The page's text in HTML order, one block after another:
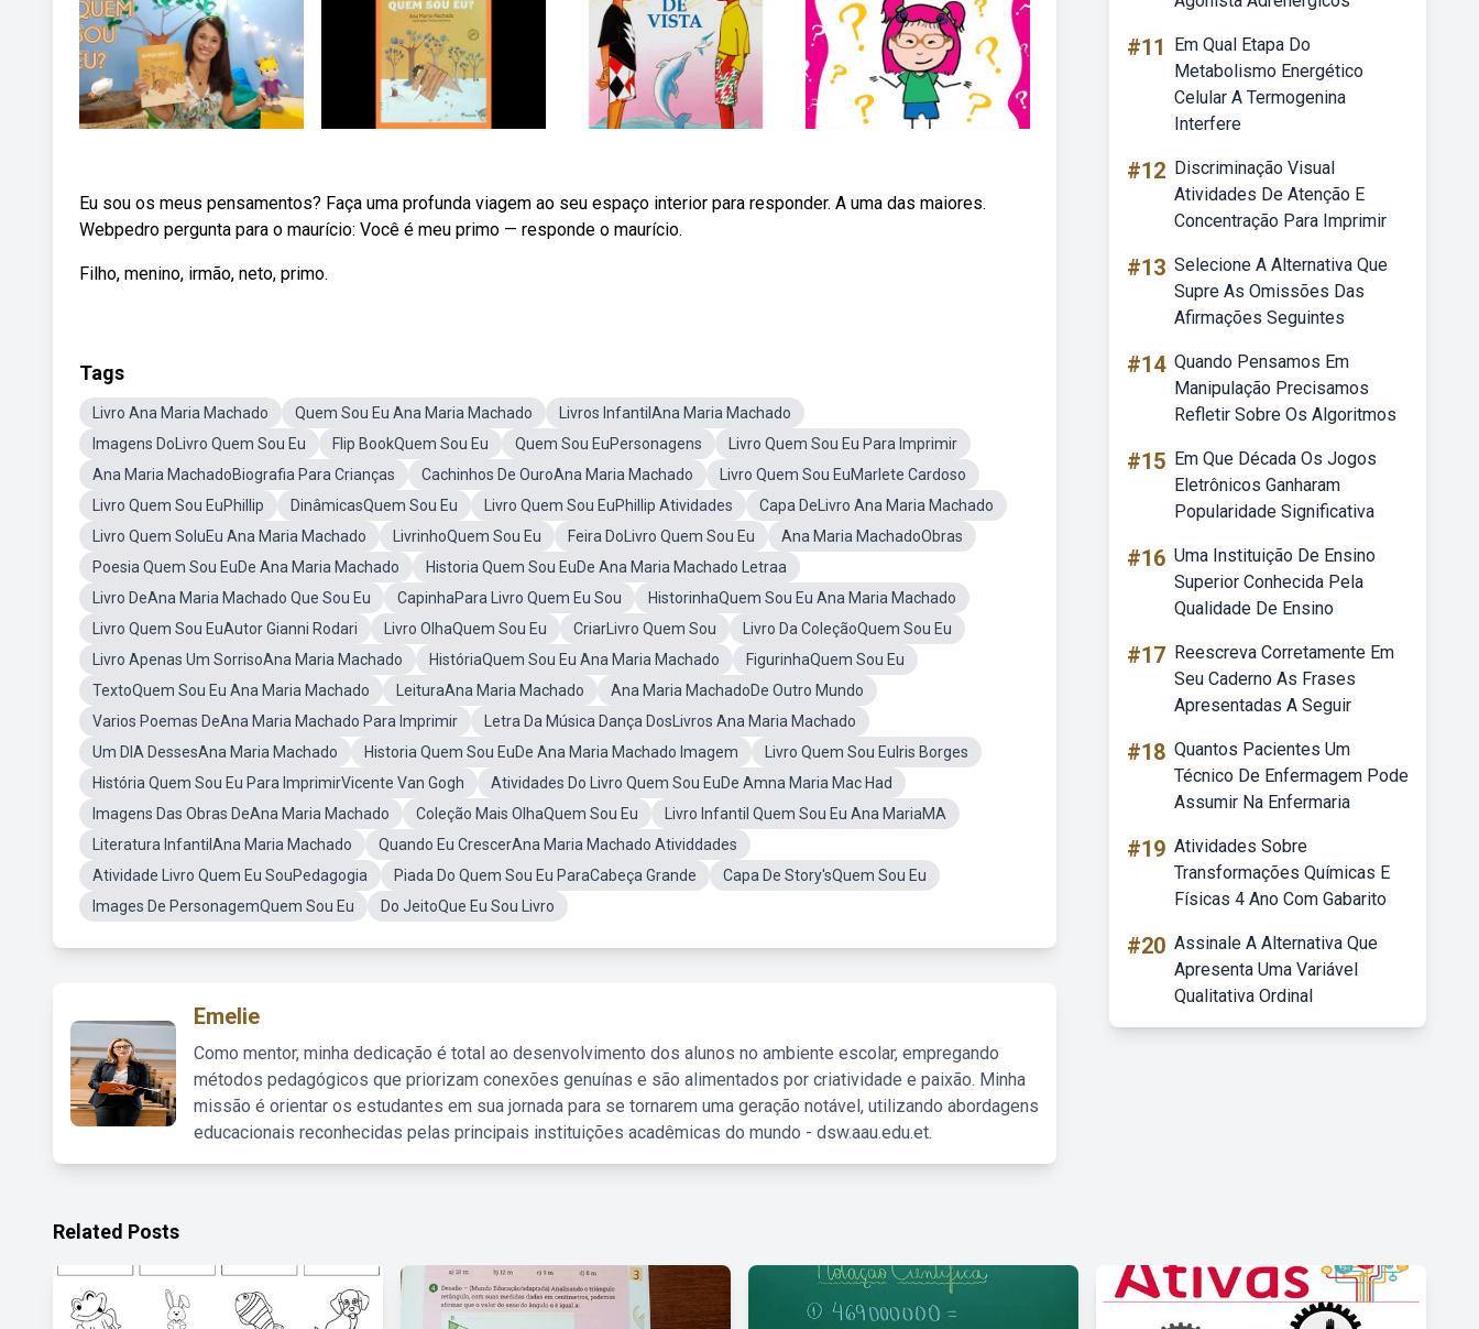
Eu sou os meus pensamentos? Faça uma profunda viagem ao seu espaço interior para responder. A uma das maiores.
Webpedro pergunta para o maurício: Você é meu primo — responde o maurício.
Filho, menino, irmão, neto, primo.
Tags
Livro Ana Maria Machado Quem Sou Eu Ana Maria Machado
Livros InfantilAna Maria Machado
Imagens DoLivro Quem Sou Eu
Flip BookQuem Sou Eu Quem Sou EuPersonagens
Livro Quem Sou Eu Para Imprimir
Ana Maria MachadoBiografia Para Crianças
Cachinhos De OuroAna Maria Machado
Livro Quem Sou EuMarlete Cardoso
Livro Quem Sou EuPhillip
DinâmicasQuem Sou Eu Livro Quem Sou EuPhillip Atividades
Capa DeLivro Ana Maria Machado
Livro Quem SoluEu Ana Maria Machado
LivrinhoQuem Sou Eu Feira DoLivro Quem Sou Eu
Ana Maria MachadoObras
Poesia Quem Sou EuDe Ana Maria Machado
Historia Quem Sou EuDe Ana Maria Machado Letraa
Livro DeAna Maria Machado Que Sou Eu
CapinhaPara Livro Quem Eu Sou
HistorinhaQuem Sou Eu Ana Maria Machado
Livro Quem Sou EuAutor Gianni Rodari
Livro OlhaQuem Sou Eu CriarLivro Quem Sou
Livro Da ColeçãoQuem Sou Eu
Livro Apenas Um SorrisoAna Maria Machado
HistóriaQuem Sou Eu Ana Maria Machado
FigurinhaQuem Sou Eu
TextoQuem Sou Eu Ana Maria Machado
LeituraAna Maria Machado
Ana Maria MachadoDe Outro Mundo
Varios Poemas DeAna Maria Machado Para Imprimir
Letra Da Música Dança DosLivros Ana Maria Machado
Um DIA DessesAna Maria Machado
Historia Quem Sou EuDe Ana Maria Machado Imagem
Livro Quem Sou EuIris Borges
História Quem Sou Eu Para ImprimirVicente Van Gogh
Atividades Do Livro Quem Sou EuDe Amna Maria Mac Had
Imagens Das Obras DeAna Maria Machado
Coleção Mais OlhaQuem Sou Eu
Livro Infantil Quem Sou Eu Ana MariaMA
Literatura InfantilAna Maria Machado
Quando Eu CrescerAna Maria Machado Atividdades
Atividade Livro Quem Eu SouPedagogia
Piada Do Quem Sou Eu ParaCabeça Grande
Capa De Story'sQuem Sou Eu
Images De PersonagemQuem Sou Eu
Do JeitoQue Eu Sou Livro
Emelie
Como mentor, minha dedicação é total ao desenvolvimento dos alunos no ambiente escolar, empregando
métodos pedagógicos que priorizam conexões genuínas e são alimentados por criatividade e paixão. Minha
missão é orientar os estudantes em sua jornada para se tornarem uma geração notável, utilizando abordagens
educacionais reconhecidas pelas principais instituições acadêmicas do mundo - dsw.aau.edu.et.
#11
Em Qual Etapa Do
Metabolismo Energético
Celular A Termogenina
Interfere
#12 Discriminação Visual
Atividades De Atenção E
Concentração Para Imprimir
#13 Selecione A Alternativa Que
Supre As Omissões Das
Afirmações Seguintes
#14 Quando Pensamos Em
Manipulação Precisamos
Refletir Sobre Os Algoritmos
#15 Em Que Década Os Jogos
Eletrônicos Ganharam
Popularidade Significativa
#16 Uma Instituição De Ensino
Superior Conhecida Pela
Qualidade De Ensino
#17 Reescreva Corretamente Em
Seu Caderno As Frases
Apresentadas A Seguir
#18 Quantos Pacientes Um
Técnico De Enfermagem Pode
Assumir Na Enfermaria
#19 Atividades Sobre
Transformações Químicas E
Físicas 4 Ano Com Gabarito
#20 Assinale A Alternativa Que
Apresenta Uma Variável
Qualitativa Ordinal
Related Posts